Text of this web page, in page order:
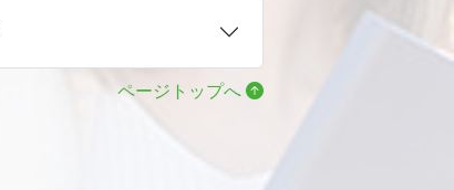
ページトップへ